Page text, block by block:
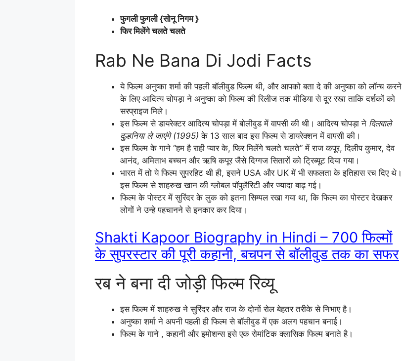
फुगली फुगली {सोनू निगम }
फिर मिलेंगे चलते चलते
Rab Ne Bana Di Jodi Facts
ये फिल्म अनुष्का शर्मा की पहली बॉलीवुड फिल्म थी, और आपको बता दे की अनुष्का को लॉन्च करने
के लिए आदित्य चोपड़ा ने अनुष्का को फिल्म की रिलीज तक मीडिया से दूर रखा ताकि दर्शकों को
सरप्राइज मिले।
इस फिल्म से डायरेक्टर आदित्य चोपड़ा में बोलीवुड में वापसी की थी। आदित्य चोपड़ा ने दिलवाले
दुल्हनिया ले जाएंगे (1995) के 13 साल बाद इस फिल्म से डायरेक्शन में वापसी की।
इस फिल्म के गाने “हम है राही प्यार के, फिर मिलेंगे चलते चलते” में राज कपूर, दिलीप कुमार, देव
आनंद, अमिताभ बच्चन और ऋषि कपूर जैसे दिग्गज सितारों को ट्रिब्यूट दिया गया।
भारत में तो ये फिल्म सुपरहिट थी ही, इसने USA और UK में भी सफलता के इतिहास रच दिए थे।
इस फिल्म से शाहरुख खान की ग्लोबल पॉपुलैरिटी और ज्यादा बाढ़ गई।
फिल्म के पोस्टर में सुरिंदर के लुक को इतना सिम्पल रखा गया था, कि फिल्म का पोस्टर देखकर
लोगों ने उन्हे पहचानने से इनकार कर दिया।
Shakti Kapoor Biography in Hindi – 700 फिल्मों
के सुपरस्टार की पूरी कहानी, बचपन से बॉलीवुड तक का सफर
रब ने बना दी जोड़ी फिल्म रिव्यू
इस फिल्म में शाहरुख ने सुरिंदर और राज के दोनों रोल बेहतर तरीके से निभाए है।
अनुष्का शर्मा ने अपनी पहली ही फिल्म से बॉलीवुड में एक अलग पहचान बनाई।
फिल्म के गाने , कहानी और इमोशन्स इसे एक रोमांटिक क्लासिक फिल्म बनाते है।